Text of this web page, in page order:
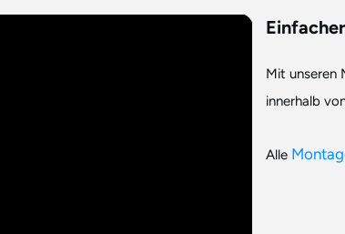
Mit unseren
innerhalb
Alle